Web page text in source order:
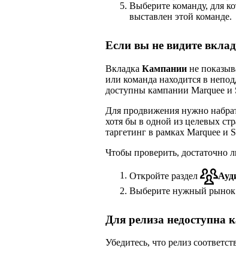
Выберите команду, для
выставлен этой команде.
Если вы не видите
Вкладка Кампании не
или команда находится в
доступны кампании Marquee и
Для продвижения нужно
хотя бы в одной из целевых
таргетинг в рамках Marquee и
Чтобы проверить, достаточно
Откройте раздел
Выберите нужный
Для релиза недоступна
Убедитесь, что релиз